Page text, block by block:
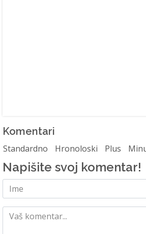
Komentari
Standardno Hronoloski Plus
Napišite svoj komentar!